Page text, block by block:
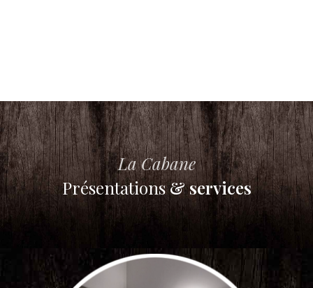
La Cabane
Présentations& services